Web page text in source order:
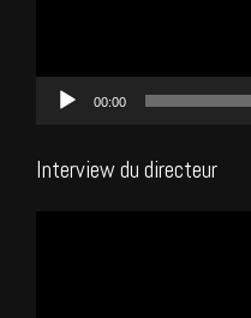
00:00
Interview du directeur